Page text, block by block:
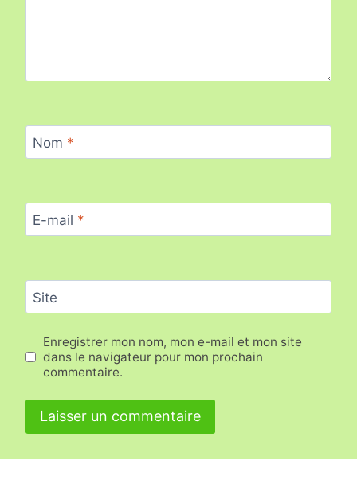
Nom *
E-mail *
Site
Enregistrer mon nom, mon e-mail et mon site
dans le navigateur pour mon prochain
commentaire.
Alternative: